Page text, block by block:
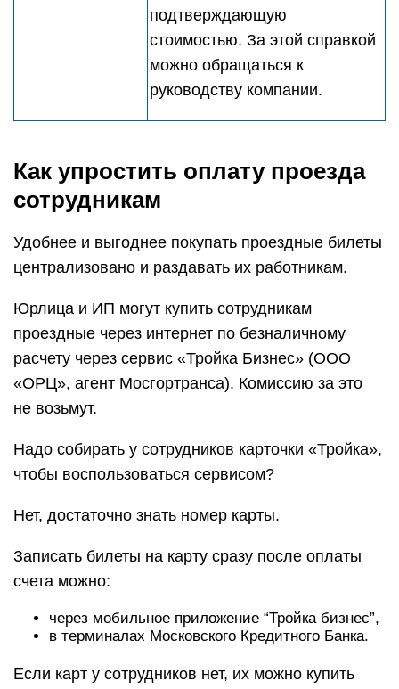
подтверждающую
стоимостью. За этой справкой
можно обращаться к
руководству компании.
Как упростить оплату проезда
сотрудникам
Удобнее и выгоднее покупать проездные билеты
централизовано и раздавать их работникам.
Юрлица и ИП могут купить сотрудникам
проездные через интернет по безналичному
расчету через сервис «Тройка Бизнес» (ООО
«ОРЦ», агент Мосгортранса). Комиссию за это
не возьмут.
Надо собирать у сотрудников карточки «Тройка»,
чтобы воспользоваться сервисом?
Нет, достаточно знать номер карты.
Записать билеты на карту сразу после оплаты
счета можно:
через мобильное приложение “Тройка бизнес”,
в терминалах Московского Кредитного Банка.
Если карт у сотрудников нет, их можно купить